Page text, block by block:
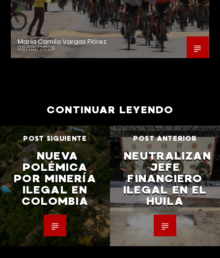
María Camila Vargas Flórez
08/05/2026
CONTINUAR LEYENDO
POST SIGUIENTE
NUEVA
POLÉMICA
POR MINERÍA
ILEGAL EN
COLOMBIA
POST ANTERIOR
NEUTRALIZAN
JEFE
FINANCIERO
ILEGAL EN EL
HUILA